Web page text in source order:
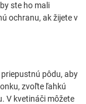
ste ho mali
ochranu, ak žijete v
pôdu, aby
zvoľte ľahkú
V kvetináči môžete